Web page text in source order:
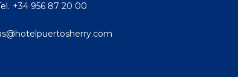
+34 956 87 20 00